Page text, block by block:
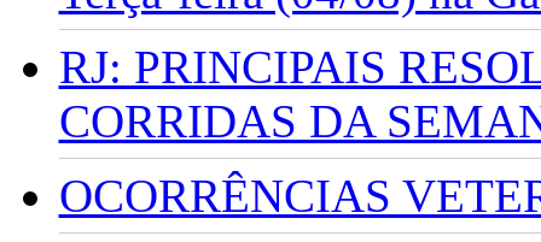
RJ: PRINCIPAIS
CORRIDAS DA
OCORRÊNCIAS